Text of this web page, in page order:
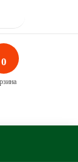
0